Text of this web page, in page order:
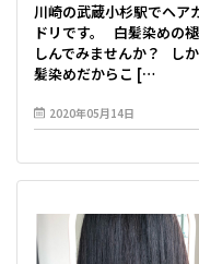
川崎の武蔵小杉駅でヘア
ドリです。 白髪染めの
しんでみませんか？ し
髪染めだからこ […
2020年05月14日